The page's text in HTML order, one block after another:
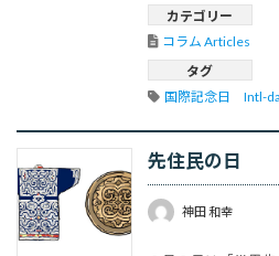
のです。フランス国
ですから、今年のパ
カテゴリー
コラム Articles
タグ
国際記念日　Intl-
先住民の日
神田 和幸